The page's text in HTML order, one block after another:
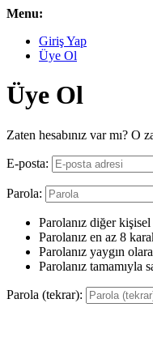
Menu:
Giriş Yap
Üye Ol
Üye Ol
Zaten hesabınız var mı? O
E-posta:
Parola:
Parolanız diğer
Parolanız en az 8
Parolanız yaygın
Parolanız tamamıyla
Parola (tekrar):